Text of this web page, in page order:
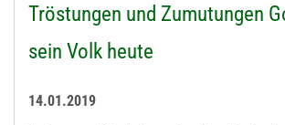
Tröstungen und Zumutungen
sein Volk heute
14.01.2019